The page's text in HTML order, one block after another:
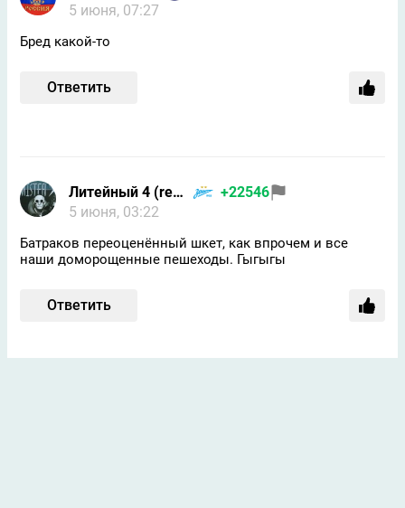
5 июня, 07:27
Бред какой-то
Ответить
Литейный 4 (returned)
+22546
5 июня, 03:22
Батраков переоценённый шкет, как впрочем и все
наши доморощенные пешеходы. Гыгыгы
Ответить